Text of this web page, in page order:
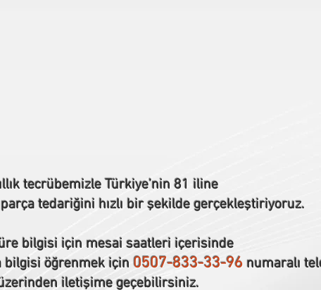
tecrübemizle Türkiye’nin 81 iline
tedariğini hızlı bir şekilde gerçekleştiriyoruz.
bilgisi için mesai saatleri içerisinde
bilgisi öğrenmek için 0507-833-33-96numaralı
iletişime geçebilirsiniz.